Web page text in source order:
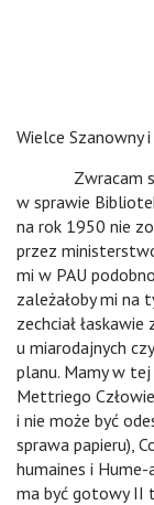
Wielce Szanowny
Zwracam
w sprawie
na rok 1950 nie
przez
mi w PAU
zależałoby mi na
zechciał
u miarodajnych
planu. Mamy w
Mettriego
i nie może być
sprawa papieru),
humaines i
ma być gotowy II